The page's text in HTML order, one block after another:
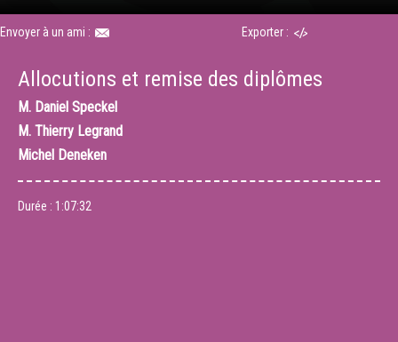
Envoyer à un ami : Exporter :
Allocutions et remise des diplômes
M. Daniel Speckel
M. Thierry Legrand
Michel Deneken
Durée : 1:07:32